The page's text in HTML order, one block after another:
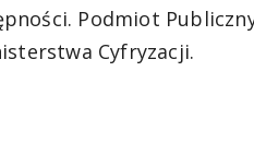
Podmiot
Cyfryzacji.